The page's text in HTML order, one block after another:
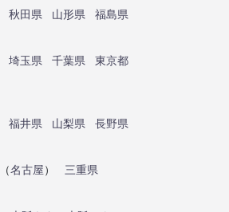
秋田県 山形県
福島県
埼玉県 千葉県
東京都
福井県 山梨県
長野県
（名古屋）
三重県